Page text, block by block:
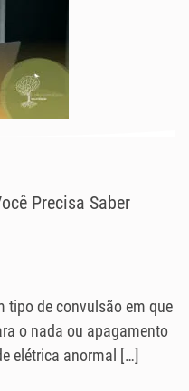
Precisa Saber
tipo de convulsão em que
o nada ou apagamento
elétrica anormal […]